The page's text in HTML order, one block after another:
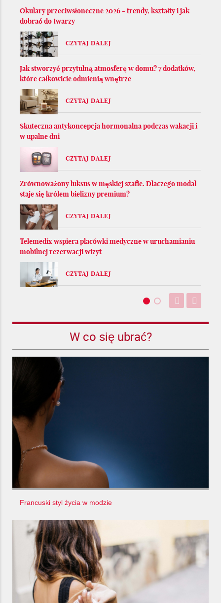
Okulary przeciwsłoneczne 2026 - trendy, kształty i jak
dobrać do twarzy
CZYTAJ DALEJ
Jak stworzyć przytulną atmosferę w domu? 7 dodatków,
które całkowicie odmienią wnętrze
CZYTAJ DALEJ
Skuteczna antykoncepcja hormonalna podczas wakacji i
w upalne dni
CZYTAJ DALEJ
Zrównoważony luksus w męskiej szafie. Dlaczego modal
staje się królem bielizny premium?
CZYTAJ DALEJ
Telemedix wspiera placówki medyczne w uruchamianiu
mobilnej rezerwacji wizyt
CZYTAJ DALEJ
W co się ubrać?
Francuski styl życia w modzie